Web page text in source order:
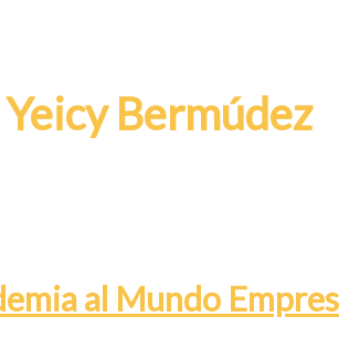
Bermúdez
al Mundo